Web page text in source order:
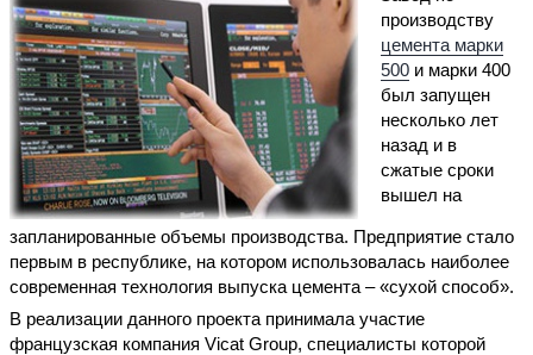
производству
цемента марки
500 и марки 400
был запущен
несколько лет
назад и в
сжатые сроки
вышел на
запланированные объемы производства. Предприятие стало
первым в республике, на котором использовалась наиболее
современная технология выпуска цемента – «сухой способ».
В реализации данного проекта принимала участие
французская компания Vicat Group, специалисты которой